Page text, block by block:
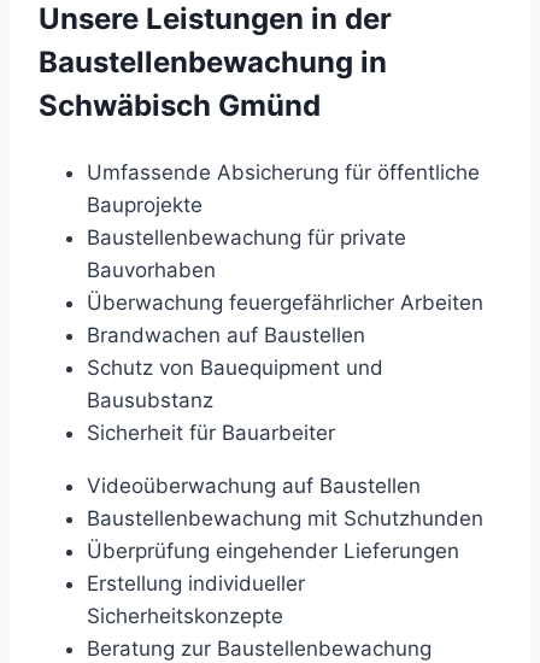
Unsere Leistungen in der
Baustellenbewachung in
Schwäbisch Gmünd
Umfassende Absicherung für öffentliche
Bauprojekte
Baustellenbewachung für private
Bauvorhaben
Überwachung feuergefährlicher Arbeiten
Brandwachen auf Baustellen
Schutz von Bauequipment und
Bausubstanz
Sicherheit für Bauarbeiter
Videoüberwachung auf Baustellen
Baustellenbewachung mit Schutzhunden
Überprüfung eingehender Lieferungen
Erstellung individueller
Sicherheitskonzepte
Beratung zur Baustellenbewachung